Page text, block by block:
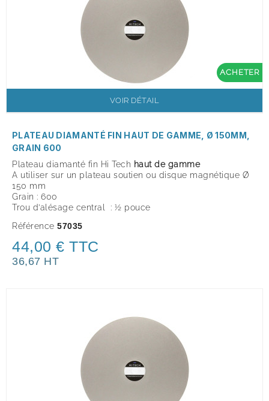
ACHETER
VOIR DÉTAIL
PLATEAU DIAMANTÉ FIN HAUT DE GAMME, Ø 150MM,
GRAIN 600
Plateau diamanté fin Hi Tech haut de gamme
A utiliser sur un plateau soutien ou disque magnétique Ø
150 mm
Grain : 600
Trou d’alésage central : ½ pouce
Référence 57035
44,00 € TTC
36,67 HT